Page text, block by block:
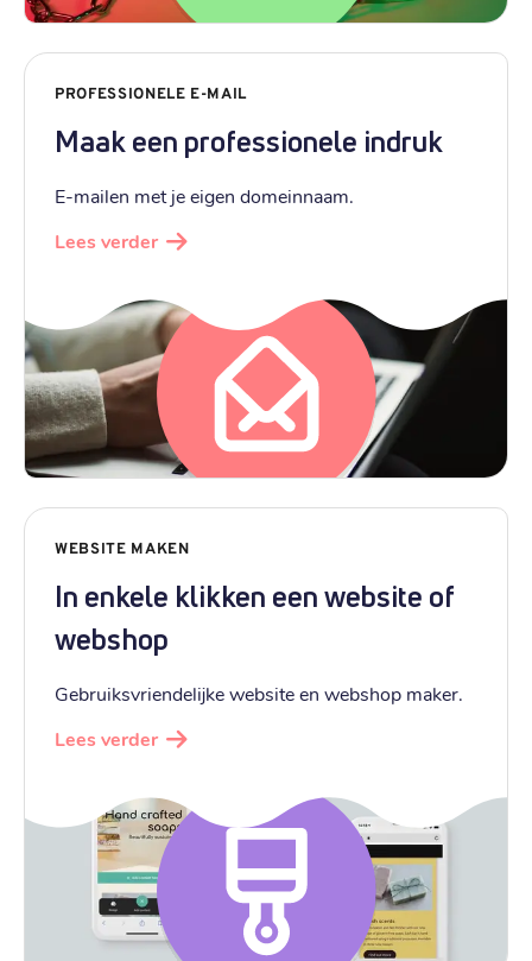
PROFESSIONELE E-MAIL
Maak een professionele indruk
E-mailen met je eigen domeinnaam.
Lees verder
WEBSITE MAKEN
In enkele klikken een website of
webshop
Gebruiksvriendelijke website en webshop maker.
Lees verder